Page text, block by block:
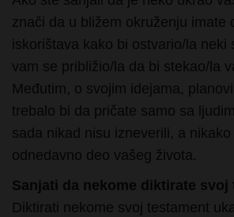
iskorištava kako bi ostvario/la neki
vam se približio/la da bi stekao/la
Međutim, o svojim idejama,
trebalo bi da pričate samo sa
sada nikad nisu izneverili, a
odnedavno deo vašeg života.
Sanjati da nekome diktirate svoj
pokušavate da kontrolišete svaki